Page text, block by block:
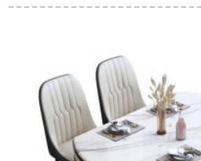
合わせ家庭用小物が
せモダシンプ
椅子の休憩エリ
ルクティー店の
ブルと椅子の円
テーブルと椅子
桃色+黒皮のテ
の三つの椅子